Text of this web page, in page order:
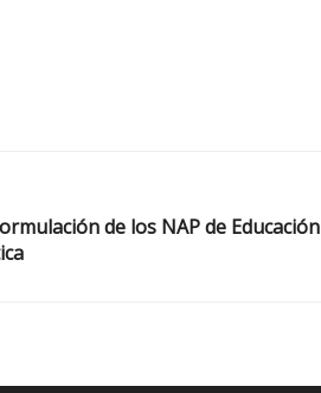
de los NAP de Educación